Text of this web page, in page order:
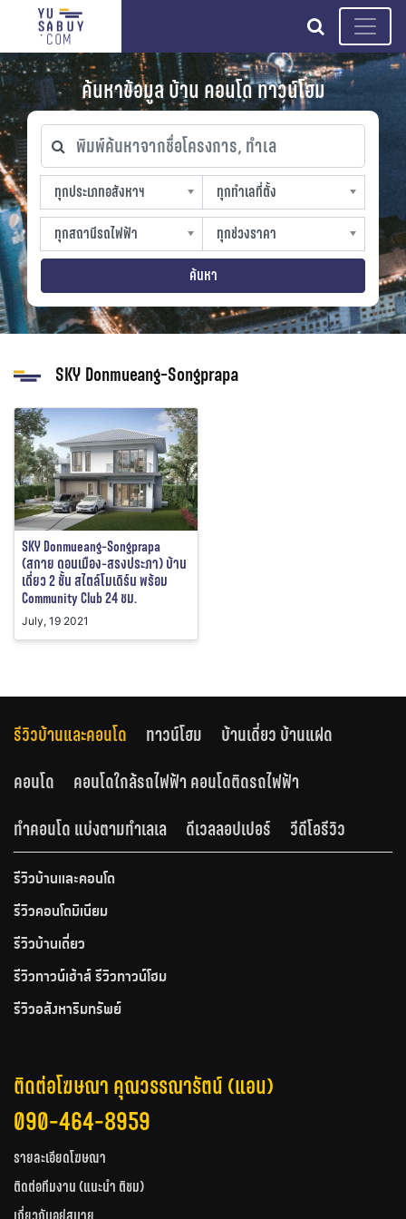
search
ค้นหาข้อมูล บ้าน คอนโด ทาวน์โฮม
พิมพ์ค้นหาจากชื่อโครงการ, ทำเล
ทุกประเภทอสังหาฯ
ทุกประเภทอสังหาฯ
sproperty
ทุกทำเลที่ตั้ง
ทุกทำเลที่ตั้ง
slocation
ทุกสถานีรถไฟฟ้า
ทุกสถานีรถไฟฟ้า
strain-station
ทุกช่วงราคา
ทุกช่วงราคา
sprice
ค้นหา
SKY Donmueang-Songprapa
SKY Donmueang-Songprapa
(สกาย ดอนเมือง-สรงประภา) บ้าน
เดี่ยว 2 ชั้น สไตล์โมเดิร์น พร้อม
Community Club 24 ชม.
July, 19 2021
รีวิวบ้านและคอนโด ทาวน์โฮม
บ้านเดี่ยว บ้านแฝด
คอนโด
คอนโดใกล้รถไฟฟ้า คอนโดติดรถไฟฟ้า
ทำคอนโด แบ่งตามทำเลเล
ดีเวลลอปเปอร์ วีดีโอรีวิว
รีวิวบ้านและคอนโด
รีวิวคอนโดมิเนียม
รีวิวบ้านเดี่ยว
รีวิวทาวน์เฮ้าส์ รีวิวทาวน์โฮม
รีวิวอสังหาริมทรัพย์
ติดต่อโฆษณา คุณวรรณารัตน์ (แอน)
090-464-8959
รายละเอียดโฆษณา
ติดต่อทีมงาน (แนะนำ ติชม)